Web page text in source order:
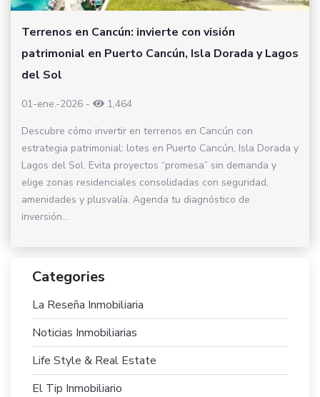
Terrenos en Cancún: invierte con visión
patrimonial en Puerto Cancún, Isla Dorada y Lagos
del Sol
01-ene.-2026 -
1,464
Descubre cómo invertir en terrenos en Cancún con
estrategia patrimonial: lotes en Puerto Cancún, Isla Dorada y
Lagos del Sol. Evita proyectos “promesa” sin demanda y
elige zonas residenciales consolidadas con seguridad,
amenidades y plusvalía. Agenda tu diagnóstico de
inversión...
Categories
La Reseña Inmobiliaria
Noticias Inmobiliarias
Life Style & Real Estate
El Tip Inmobiliario